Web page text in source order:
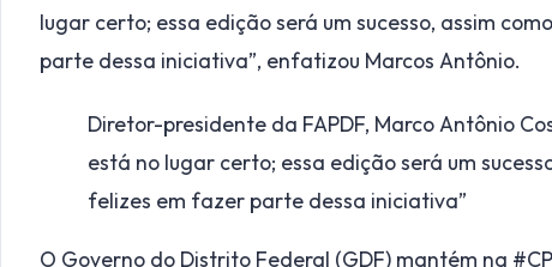
lugar certo; essa edição será um sucesso, assim
parte dessa iniciativa”, enfatizou Marcos Antônio.
Diretor-presidente da FAPDF, Marco Antônio
está no lugar certo; essa edição será um
felizes em fazer parte dessa iniciativa”
O Governo do Distrito Federal (GDF) mantém na